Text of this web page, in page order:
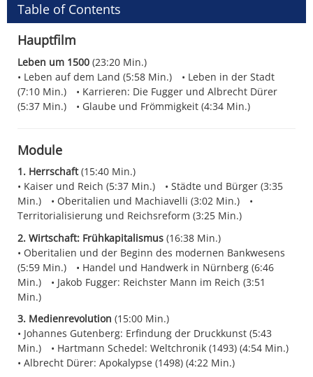
Table of Contents
Hauptfilm
Leben um 1500 (23:20 Min.)
Leben auf dem Land (5:58 Min.)
Leben in der Stadt
(7:10 Min.)
Karrieren: Die Fugger und Albrecht Dürer
(5:37 Min.)
Glaube und Frömmigkeit (4:34 Min.)
Module
1. Herrschaft(15:40 Min.)
Kaiser und Reich (5:37 Min.)
Städte und Bürger (3:35
Min.)
Oberitalien und Machiavelli (3:02 Min.)
Territorialisierung und Reichsreform (3:25 Min.)
2. Wirtschaft: Frühkapitalismus (16:38 Min.)
Oberitalien und der Beginn des modernen Bankwesens
(5:59 Min.)
Handel und Handwerk in Nürnberg (6:46
Min.)
Jakob Fugger: Reichster Mann im Reich (3:51
Min.)
3. Medienrevolution (15:00 Min.)
Johannes Gutenberg: Erfindung der Druckkunst (5:43
Min.)
Hartmann Schedel: Weltchronik (1493) (4:54 Min.)
Albrecht Dürer: Apokalypse (1498) (4:22 Min.)